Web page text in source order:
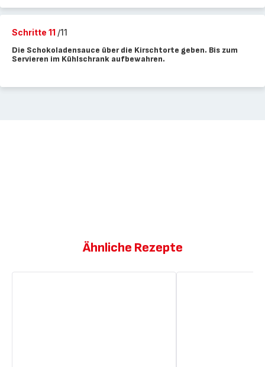
Schritte 11 /11
Die Schokoladensauce über die Kirschtorte geben. Bis zum
Servieren im Kühlschrank aufbewahren.
Ähnliche Rezepte